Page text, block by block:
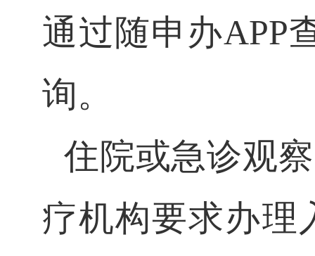
通过随申办APP
询。
住院或急诊观
疗机构要求办理